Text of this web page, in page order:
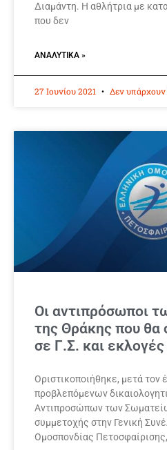
Διαμάντη. Η αθλήτρια με
που δεν
ΑΝΑΛΥΤΙΚΆ »
27 Ιουνίου 2021 Δεν υπάρχουν
Οι αντιπρόσωποι
της Θράκης που θα
σε Γ.Σ. και
Οριστικοποιήθηκε, μετά
προβλεπόμενων
Αντιπροσώπων των
συμμετοχής στην Γενική
Ομοσπονδίας